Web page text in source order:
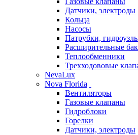
Датчики, электроды
Кольца
Насосы
Патрубки,
Расширительные
Теплообменники
Трехходововые
NevaLux
Nova Florida
Вентиляторы
Газовые клапаны
Гидроблоки
Горелки
Датчики, электроды